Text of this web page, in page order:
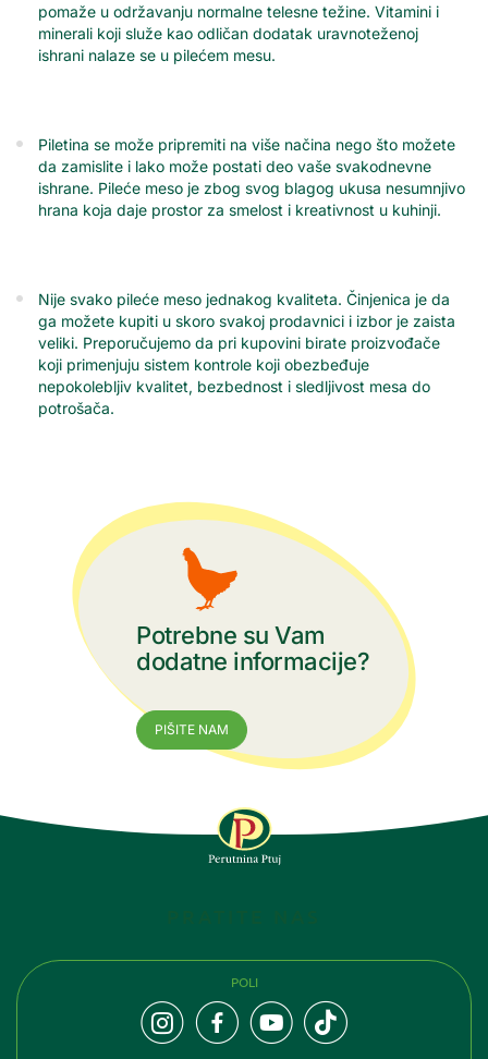
pomaže u održavanju normalne telesne težine. Vitamini i
minerali koji služe kao odličan dodatak uravnoteženoj
ishrani nalaze se u pilećem mesu.
Piletina se može pripremiti na više načina nego što možete
da zamislite i lako može postati deo vaše svakodnevne
ishrane. Pileće meso je zbog svog blagog ukusa nesumnjivo
hrana koja daje prostor za smelost i kreativnost u kuhinji.
Nije svako pileće meso jednakog kvaliteta. Činjenica je da
ga možete kupiti u skoro svakoj prodavnici i izbor je zaista
veliki. Preporučujemo da pri kupovini birate proizvođače
koji primenjuju sistem kontrole koji obezbeđuje
nepokolebljiv kvalitet, bezbednost i sledljivost mesa do
potrošača.
Potrebne su Vam
dodatne informacije?
PIŠITE NAM
POLI